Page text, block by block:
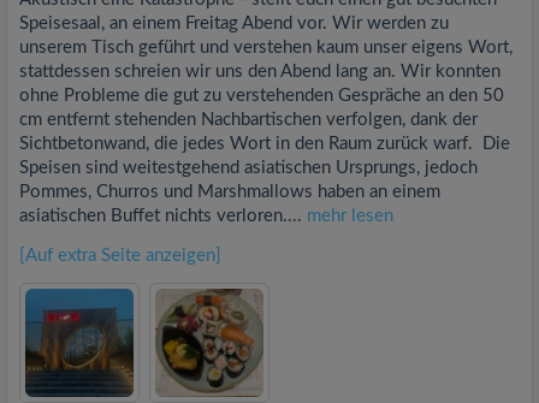
Speisesaal, an einem Freitag Abend vor. Wir werden zu
unserem Tisch geführt und verstehen kaum unser eigens Wort,
stattdessen schreien wir uns den Abend lang an. Wir konnten
ohne Probleme die gut zu verstehenden Gespräche an den 50
cm entfernt stehenden Nachbartischen verfolgen, dank der
Sichtbetonwand, die jedes Wort in den Raum zurück warf. Die
Speisen sind weitestgehend asiatischen Ursprungs, jedoch
Pommes, Churros und Marshmallows haben an einem
asiatischen Buffet nichts verloren.... mehr lesen
[Auf extra Seite anzeigen]